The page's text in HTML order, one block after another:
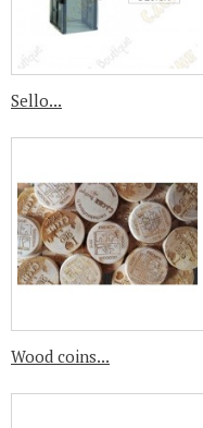
Sello...
Wood coins...